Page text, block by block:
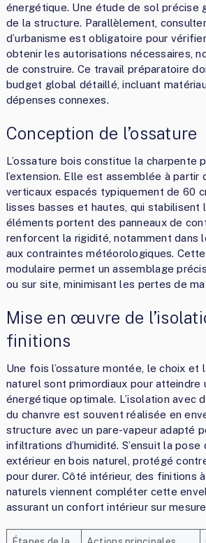
énergétique. Une étude de sol précise
de la structure. Parallèlement,
d’urbanisme est obligatoire pour
obtenir les autorisations nécessaires,
de construire. Ce travail préparatoire
budget global détaillé, incluant
dépenses connexes.
Conception de l’ossature
L’ossature bois constitue la charpente
l’extension. Elle est assemblée à partir
verticaux espacés typiquement de 60
lisses basses et hautes, qui stabilisent
éléments portent des panneaux de
renforcent la rigidité, notamment dans
aux contraintes météorologiques.
modulaire permet un assemblage
ou sur site, minimisant les pertes de
Mise en œuvre de
finitions
Une fois l’ossature montée, le choix et
naturel sont primordiaux pour atteindre
énergétique optimale. L’isolation avec
du chanvre est souvent réalisée en
structure avec un pare-vapeur adapté
infiltrations d’humidité. S’ensuit la pose
extérieur en bois naturel, protégé
pour durer. Côté intérieur, des finitions
naturels viennent compléter cette
assurant un confort intérieur sur